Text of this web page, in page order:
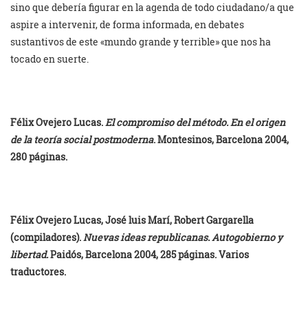
sino que debería figurar en la agenda de todo ciudadano/a que
aspire a intervenir, de forma informada, en debates
sustantivos de este «mundo grande y terrible» que nos ha
tocado en suerte.
Félix Ovejero Lucas.El compromiso del método. En el origen
de la teoría social postmoderna. Montesinos, Barcelona 2004,
280 páginas.
Félix Ovejero Lucas, José luis Marí, Robert Gargarella
(compiladores).Nuevas ideas republicanas. Autogobierno y
libertad.Paidós, Barcelona 2004, 285 páginas. Varios
traductores.